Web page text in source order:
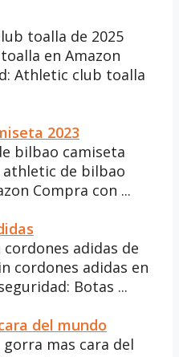
toalla de 2025
en Amazon
Athletic club toalla
2023
bilbao camiseta
athletic de bilbao
Compra con ...
adidas de
cordones adidas en
Botas ...
del mundo
gorra mas cara del